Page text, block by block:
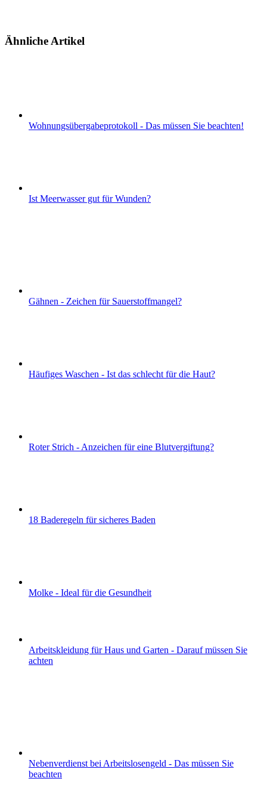
Ähnliche Artikel
Wohnungsübergabeprotokoll - Das müssen Sie beachten!
Ist Meerwasser gut für Wunden?
Gähnen - Zeichen für Sauerstoffmangel?
Häufiges Waschen - Ist das schlecht für die Haut?
Roter Strich - Anzeichen für eine Blutvergiftung?
18 Baderegeln für sicheres Baden
Molke - Ideal für die Gesundheit
Arbeitskleidung für Haus und Garten - Darauf müssen Sie
achten
Nebenverdienst bei Arbeitslosengeld - Das müssen Sie
beachten